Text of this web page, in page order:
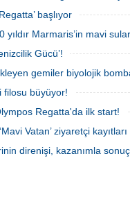
başlıyor
yıldır Marmaris’in mavi
Gücü’!
gemiler biyolojik
filosu büyüyor!
Regatta'da ilk start!
Vatan’ ziyaretçi kayıtları
direnişi, kazanımla